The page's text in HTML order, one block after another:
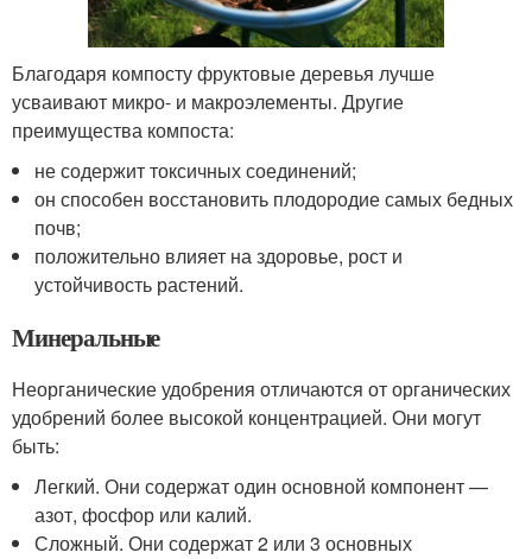
Благодаря компосту фруктовые деревья лучше
усваивают микро- и макроэлементы. Другие
преимущества компоста:
не содержит токсичных соединений;
он способен восстановить плодородие самых бедных
почв;
положительно влияет на здоровье, рост и
устойчивость растений.
Минеральные
Неорганические удобрения отличаются от органических
удобрений более высокой концентрацией. Они могут
быть:
Легкий. Они содержат один основной компонент —
азот, фосфор или калий.
Сложный. Они содержат 2 или 3 основных